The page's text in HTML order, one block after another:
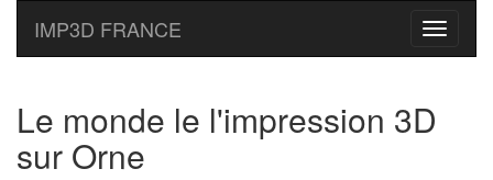
Toggle
IMP3D FRANCE
Le monde le l'impression 3D
sur Orne